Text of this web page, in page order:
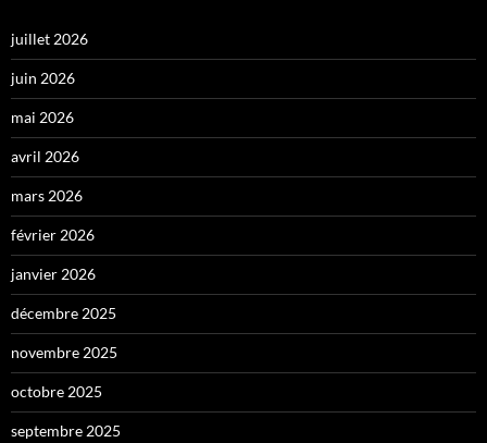
juillet 2026
juin 2026
mai 2026
avril 2026
mars 2026
février 2026
janvier 2026
décembre 2025
novembre 2025
octobre 2025
septembre 2025